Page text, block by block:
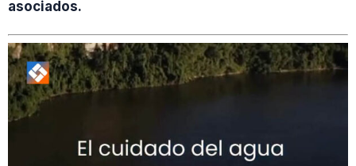
asociados.